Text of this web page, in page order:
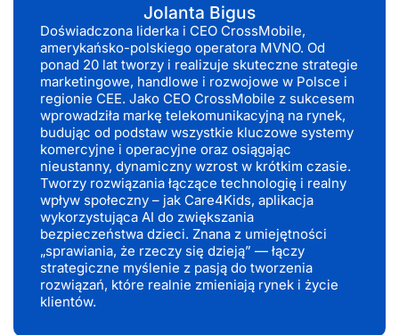
Jolanta Bigus
Doświadczona liderka i CEO CrossMobile,
amerykańsko-polskiego operatora MVNO. Od
ponad 20 lat tworzy i realizuje skuteczne strategie
marketingowe, handlowe i rozwojowe w Polsce i
regionie CEE. Jako CEO CrossMobile z sukcesem
wprowadziła markę telekomunikacyjną na rynek,
budując od podstaw wszystkie kluczowe systemy
komercyjne i operacyjne oraz osiągając
nieustanny, dynamiczny wzrost w krótkim czasie.
Tworzy rozwiązania łączące technologię i realny
wpływ społeczny – jak Care4Kids, aplikacja
wykorzystująca AI do zwiększania
bezpieczeństwa dzieci. Znana z umiejętności
„sprawiania, że rzeczy się dzieją” — łączy
strategiczne myślenie z pasją do tworzenia
rozwiązań, które realnie zmieniają rynek i życie
klientów.